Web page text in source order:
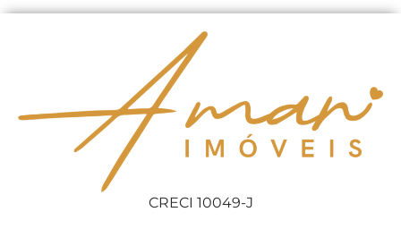
CRECI 10049-J